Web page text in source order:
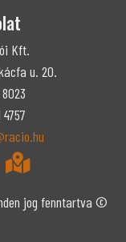
Kft.
u. 20.
8023
4757
jog fenntartva ©